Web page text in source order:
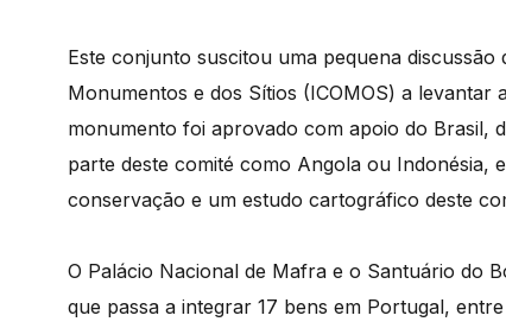
Este conjunto suscitou uma pequena
Monumentos e dos Sítios (ICOMOS) a levantar
monumento foi aprovado com apoio do Brasil,
parte deste comité como Angola ou Indonésia,
conservação e um estudo cartográfico deste
O Palácio Nacional de Mafra e o Santuário do
que passa a integrar 17 bens em Portugal,